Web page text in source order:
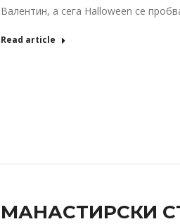
Валентин, а сега Halloween се
Read article
МАНАСТИРСКИ